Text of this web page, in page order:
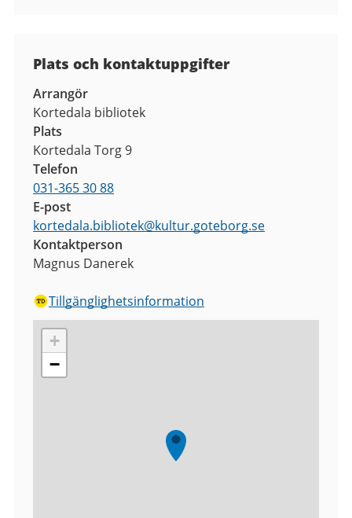
Plats och kontaktuppgifter
Arrangör
Kortedala bibliotek
Plats
Kortedala Torg 9
Telefon
031-365 30 88
E-post
kortedala.bibliotek@kultur.goteborg.se
Kontaktperson
Magnus Danerek
Tillgänglighetsinformation
+
−